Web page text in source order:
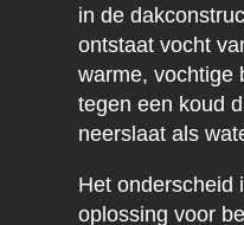
in de
ontstaat vocht
warme, vochtige
tegen een koud
neerslaat als
Het onderscheid
oplossing voor